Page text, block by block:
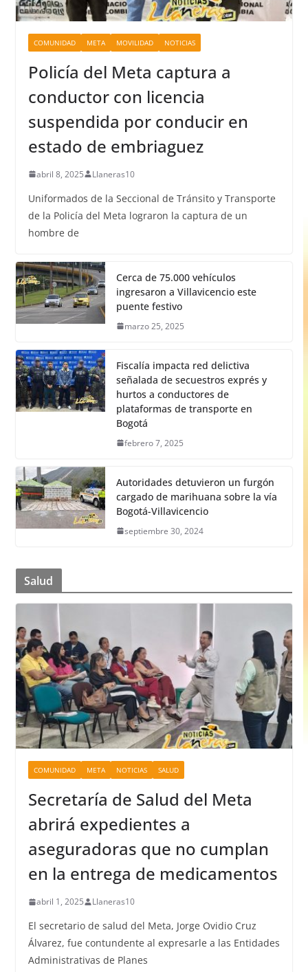
COMUNIDAD META MOVILIDAD NOTICIAS
Policía del Meta captura a
conductor con licencia
suspendida por conducir en
estado de embriaguez
abril 8, 2025 Llaneras10
Uniformados de la Seccional de Tránsito y Transporte
de la Policía del Meta lograron la captura de un
hombre de
Cerca de 75.000 vehículos
ingresaron a Villavicencio este
puente festivo
marzo 25, 2025
Fiscalía impacta red delictiva
señalada de secuestros exprés y
hurtos a conductores de
plataformas de transporte en
Bogotá
febrero 7, 2025
Autoridades detuvieron un furgón
cargado de marihuana sobre la vía
Bogotá-Villavicencio
septiembre 30, 2024
Salud
COMUNIDAD META NOTICIAS SALUD
Secretaría de Salud del Meta
abrirá expedientes a
aseguradoras que no cumplan
en la entrega de medicamentos
abril 1, 2025 Llaneras10
El secretario de salud del Meta, Jorge Ovidio Cruz
Álvarez, fue contundente al expresarle a las Entidades
Administrativas de Planes